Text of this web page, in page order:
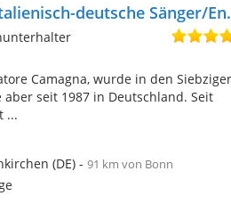
Toto
Camagna, wurde in den
seit 1987 in Deutschland. Seit
...
(DE)- 91 km von Bonn